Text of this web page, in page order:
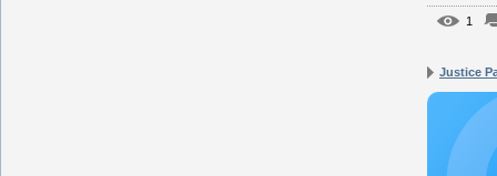
1
Justice